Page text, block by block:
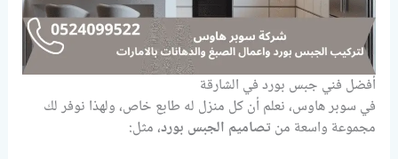
أفضل فني جبس بورد في الشارقة
في سوبر هاوس، نعلم أن كل منزل له طابع خاص، ولهذا نوفر لك
مجموعة واسعة من تصاميم الجبس بورد، مثل: